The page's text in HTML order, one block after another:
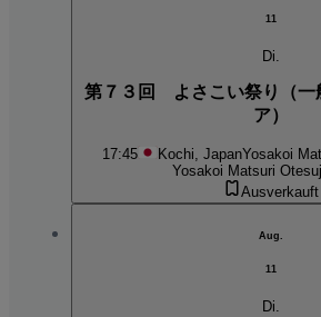
11
Di.
第７３回 よさこい祭り（一
ア）
17:45 Kochi, JapanYosakoi
Yosakoi Matsuri
Ausverkauft
Aug.
11
Di.